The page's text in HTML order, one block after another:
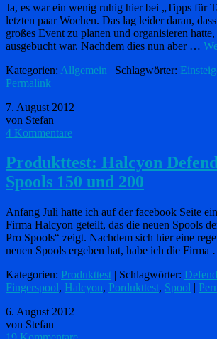
Ja, es war ein wenig ruhig hier bei „Tipps für
letzten paar Wochen. Das lag leider daran,
großes Event zu planen und organisieren
ausgebucht war. Nachdem dies nun aber …
Kategorien: Allgemein | Schlagwörter:
Permalink
7. August 2012
von Stefan
4 Kommentare
Produkttest: Halcyon
Spools 150 und 200
Anfang Juli hatte ich auf der facebook Seite
Firma Halcyon geteilt, das die neuen Spools
Pro Spools“ zeigt. Nachdem sich hier eine
neuen Spools ergeben hat, habe ich die Firma
Kategorien: Produkttest | Schlagwörter:
Fingerspool, Halcyon, Pordukttest, Spool |
6. August 2012
von Stefan